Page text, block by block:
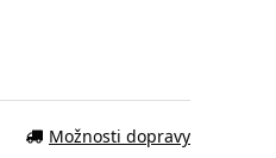
Možnosti dopravy